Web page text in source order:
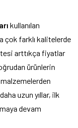
kullanılan
çok farklı kalitelerde
arttıkça fiyatlar
ürünlerin
uzun yıllar, ilk
devam